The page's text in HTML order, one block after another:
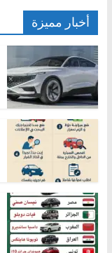
أخبار مميزة